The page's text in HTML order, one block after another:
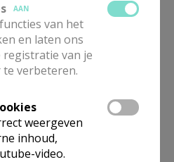
AAN
van het
en laten ons
registratie van je
verbeteren.
weergeven
inhoud,
video.